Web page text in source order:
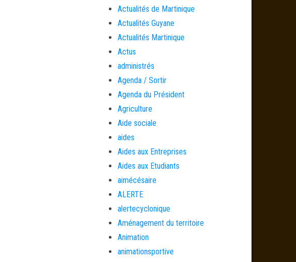
Actualités de Martinique
Actualités Guyane
Actualités Martinique
Actus
administrés
Agenda / Sortir
Agenda du Président
Agriculture
Aide sociale
aides
Aides aux Entreprises
Aides aux Etudiants
aimécésaire
ALERTE
alertecyclonique
Aménagement du territoire
Animation
animationsportive